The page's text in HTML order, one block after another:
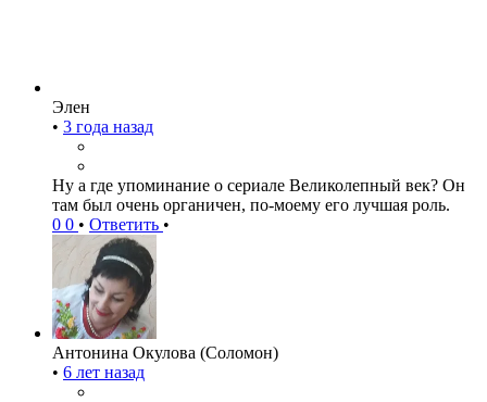
Элен
• 3 года назад
Ну а где упоминание о сериале Великолепный век? Он
там был очень органичен, по-моему его лучшая роль.
0 0 • Ответить •
Антонина Окулова (Соломон)
• 6 лет назад